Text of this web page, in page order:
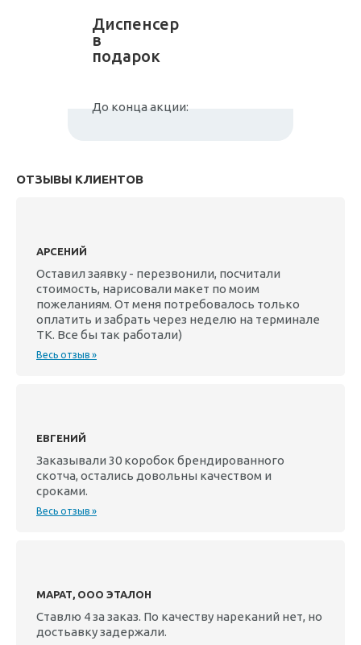
Диспенсер
в
подарок
До конца акции:
ОТЗЫВЫ КЛИЕНТОВ
АРСЕНИЙ
Оставил заявку - перезвонили, посчитали
стоимость, нарисовали макет по моим
пожеланиям. От меня потребовалось только
оплатить и забрать через неделю на терминале
ТК. Все бы так работали)
Весь отзыв »
ЕВГЕНИЙ
Заказывали 30 коробок брендированного
скотча, остались довольны качеством и
сроками.
Весь отзыв »
МАРАТ, ООО ЭТАЛОН
Ставлю 4 за заказ. По качеству нареканий нет, но
достьавку задержали.